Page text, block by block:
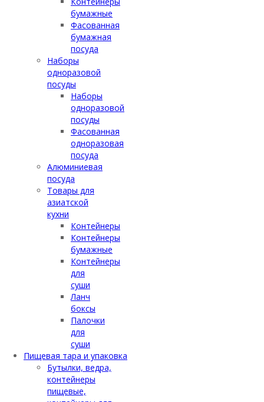
бумажные
Фасованная
бумажная
посуда
Наборы
одноразовой
посуды
Наборы
одноразовой
посуды
Фасованная
одноразовая
посуда
Алюминиевая
посуда
Товары для
азиатской
кухни
Контейнеры
Контейнеры
бумажные
Контейнеры
для
суши
Ланч
боксы
Палочки
для
суши
Пищевая тара и упаковка
Бутылки, ведра,
контейнеры
пищевые,